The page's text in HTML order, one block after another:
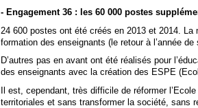
- Engagement 36 : les 60 000 postes
24 600 postes ont été créés en 2013 et 2014.
formation des enseignants (le retour à l’année de
D’autres pas en avant ont été réalisés pour
des enseignants avec la création des ESPE
Il est, cependant, très difficile de réformer
territoriales et sans transformer la société, sans